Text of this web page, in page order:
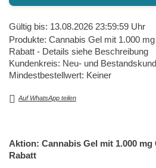
Gültig bis: 13.08.2026 23:59:59 Uhr
Produkte: Cannabis Gel mit 1.000
Rabatt - Details siehe Beschreibung
Kundenkreis: Neu- und
Mindestbestellwert: Keiner
Auf WhatsApp teilen
Aktion: Cannabis Gel mit 1.000 mg
Rabatt